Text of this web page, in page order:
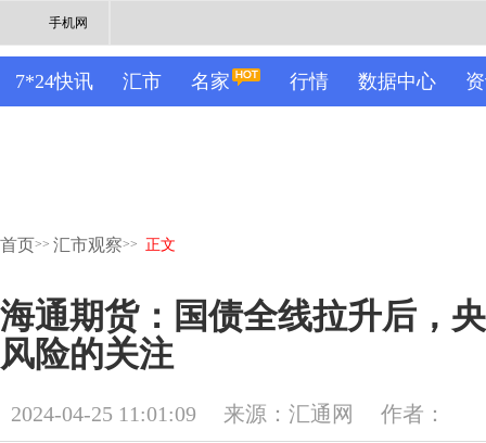
手机网
7*24快讯 汇市 名家 行情 数据中心
首页>> 汇市观察>> 正文
海通期货：国债全线拉升后，
风险的关注
2024-04-25 11:01:09 来源：汇通网 作者：